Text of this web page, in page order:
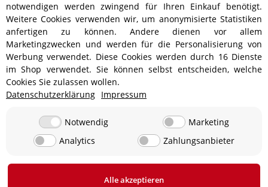
Versandinformationen
ab 5,90 € - Ab 300 € Bestellwert
ab 9,90 € - Ab 350 € Bestellwert
Versandkostenfrei!
19,90 €
0 € bei Abholung in 24850 Lürschau, Deutschland
notwendigen werden zwingend für Ihren Einkauf benötigt.
Weitere Cookies verwenden wir, um anonymisierte Statistiken
anfertigen zu können. Andere dienen vor allem
Marketingzwecken und werden für die Personalisierung von
Werbung verwendet. Diese Cookies werden durch 16 Dienste
im Shop verwendet. Sie können selbst entscheiden, welche
Cookies Sie zulassen wollen.
Datenschutzerklärung Impressum
Notwendig
Marketing
Analytics
Zahlungsanbieter
Alle akzeptieren